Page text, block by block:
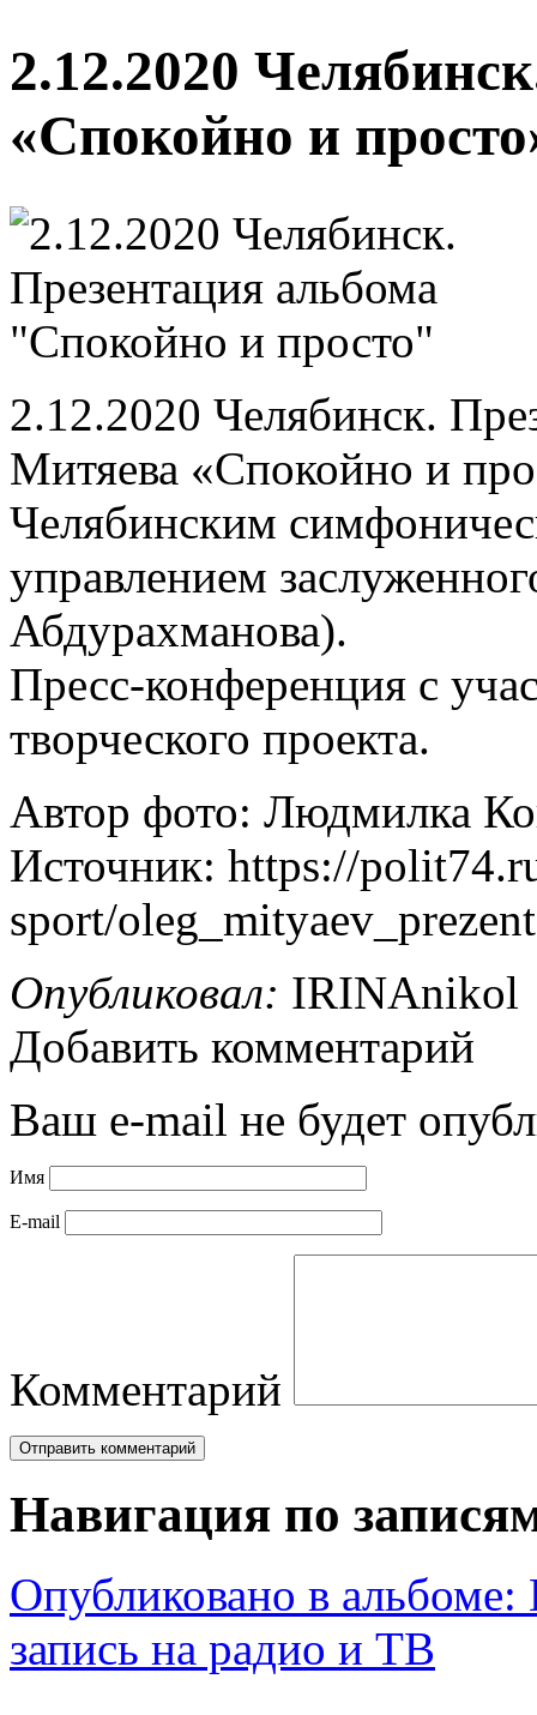
2.12.2020
«Спокойно и
2.12.2020 Челябинск.
Митяева «Спокойно и
Челябинским
управлением
Абдурахманова).
Пресс-конференция с
творческого проекта.
Автор фото: Людмилка
Источник: https://
sport/
Опубликовал: IRINAnikol
Добавить комментарий
Ваш e-mail не будет
Имя
E-mail
Комментарий
Навигация по
Опубликовано в альбоме:
запись на радио и ТВ